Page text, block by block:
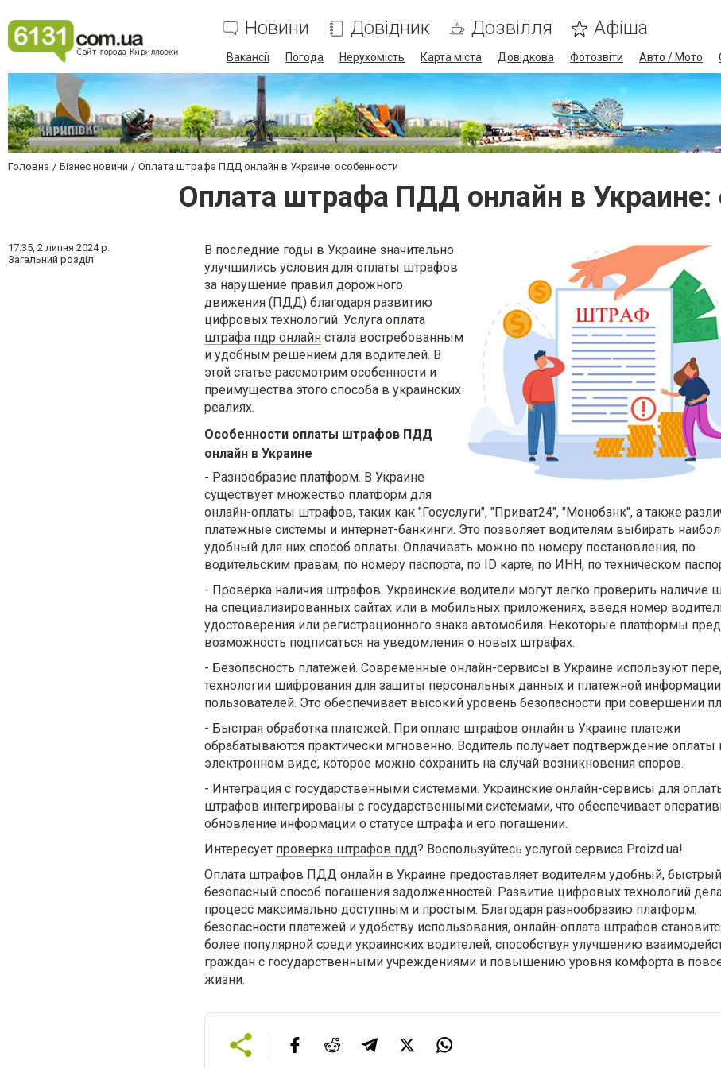
Новини Довідник Дозвілля Афіша
Вакансії Погода Нерухомість Карта міста Довідкова Фотозвіти Авто / Мото
Головна Бізнес новини Оплата штрафа ПДД онлайн в Украине: особенности
Оплата штрафа ПДД онлайн в Украине:
17:35, 2 липня 2024 р.
Загальний розділ
В последние годы в Украине значительно
улучшились условия для оплаты штрафов
за нарушение правил дорожного
движения (ПДД) благодаря развитию
цифровых технологий. Услуга оплата
штрафа пдр онлайн стала востребованным
и удобным решением для водителей. В
этой статье рассмотрим особенности и
преимущества этого способа в украинских
реалиях.
Особенности оплаты штрафов ПДД
онлайн в Украине
- Разнообразие платформ. В Украине
существует множество платформ для
онлайн-оплаты штрафов, таких как "Госуслуги", "Приват24", "Монобанк", а также
платежные системы и интернет-банкинги. Это позволяет водителям выбирать
удобный для них способ оплаты. Оплачивать можно по номеру постановления, по
водительским правам, по номеру паспорта, по ID карте, по ИНН, по техническом
- Проверка наличия штрафов. Украинские водители могут легко проверить наличие
на специализированных сайтах или в мобильных приложениях, введя номер
удостоверения или регистрационного знака автомобиля. Некоторые платформы
возможность подписаться на уведомления о новых штрафах.
- Безопасность платежей. Современные онлайн-сервисы в Украине используют
технологии шифрования для защиты персональных данных и платежной информации
пользователей. Это обеспечивает высокий уровень безопасности при совершении
- Быстрая обработка платежей. При оплате штрафов онлайн в Украине платежи
обрабатываются практически мгновенно. Водитель получает подтверждение оплаты
электронном виде, которое можно сохранить на случай возникновения споров.
- Интеграция с государственными системами. Украинские онлайн-сервисы для
штрафов интегрированы с государственными системами, что обеспечивает
обновление информации о статусе штрафа и его погашении.
Интересует проверка штрафов пдд? Воспользуйтесь услугой сервиса Proizd.ua!
Оплата штрафов ПДД онлайн в Украине предоставляет водителям удобный,
безопасный способ погашения задолженностей. Развитие цифровых технологий
процесс максимально доступным и простым. Благодаря разнообразию платформ,
безопасности платежей и удобству использования, онлайн-оплата штрафов
более популярной среди украинских водителей, способствуя улучшению
граждан с государственными учреждениями и повышению уровня комфорта в
жизни.